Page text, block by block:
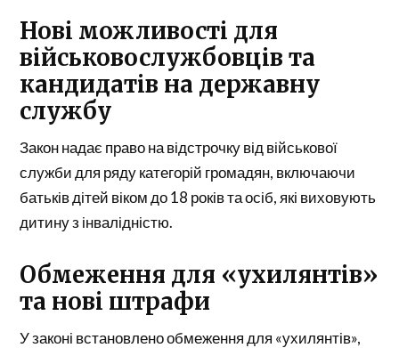
Нові можливості для
військовослужбовців та
кандидатів на державну
службу
Закон надає право на відстрочку від військової
служби для ряду категорій громадян, включаючи
батьків дітей віком до 18 років та осіб, які виховують
дитину з інвалідністю.
Обмеження для «ухилянтів»
та нові штрафи
У законі встановлено обмеження для «ухилянтів»,